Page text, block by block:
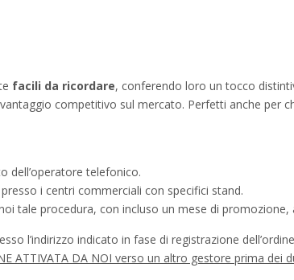
facili da ricordare, conferendo loro un tocco
competitivo sul mercato. Perfetti anche per
dell’operatore telefonico.
i centri commerciali con specifici stand.
tale procedura, con incluso un mese di promozione,
l’indirizzo indicato in fase di registrazione
ATTIVATA DA NOI verso un altro gestore prima dei